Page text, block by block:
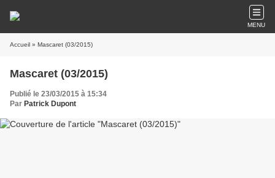
MENU
Accueil » Mascaret (03/2015)
Mascaret (03/2015)
Publié le 23/03/2015 à 15:34
Par Patrick Dupont